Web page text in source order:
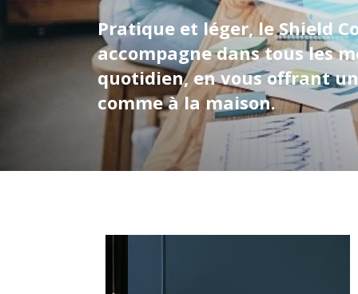
Pratique et léger, le Shield
accompagne dans tous les
quotidien, en vous offrant
comme à la maison.